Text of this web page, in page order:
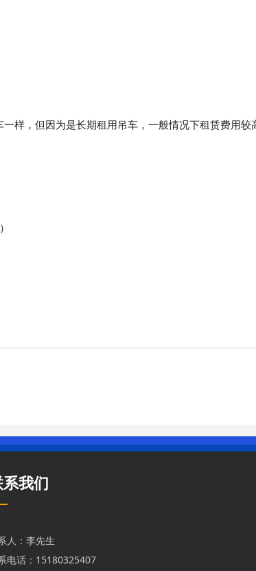
样，但因为是长期租用吊车，一般情况下租赁费用
我们
人：李先生
电话：15180325407